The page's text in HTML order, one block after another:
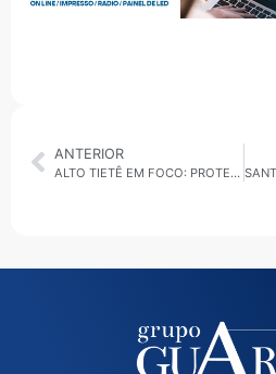
ANTERIOR
ALTO TIETÊ EM FOCO: PROTESTO CONTRA TARIFA EM SUZANO, SAÚDE EM FERRAZ E SEGURANÇA EM POÁ